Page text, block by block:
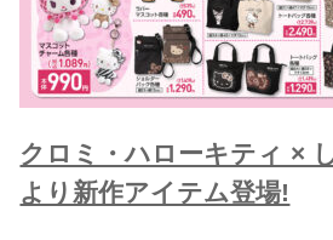
クロミ・ハローキティ ×
より新作アイテム登場!